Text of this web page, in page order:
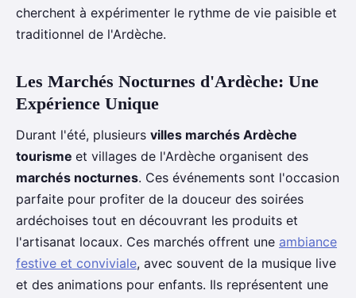
cherchent à expérimenter le rythme de vie paisible et
traditionnel de l'Ardèche.
Les Marchés Nocturnes d'Ardèche: Une
Expérience Unique
Durant l'été, plusieurs villes marchés Ardèche
tourisme et villages de l'Ardèche organisent des
marchés nocturnes. Ces événements sont l'occasion
parfaite pour profiter de la douceur des soirées
ardéchoises tout en découvrant les produits et
l'artisanat locaux. Ces marchés offrent une ambiance
festive et conviviale, avec souvent de la musique live
et des animations pour enfants. Ils représentent une